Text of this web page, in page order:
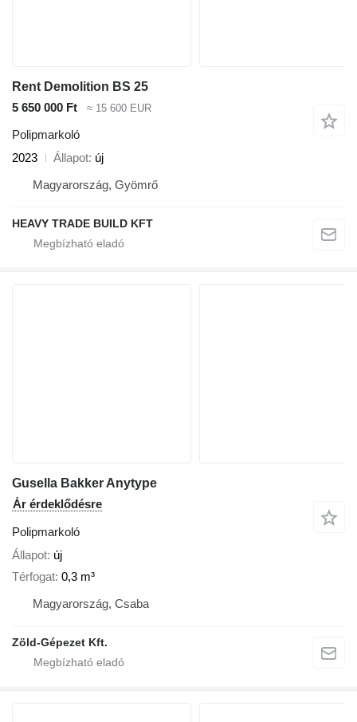
Rent Demolition BS 25
5 650 000 Ft
≈ 15 600 EUR
Polipmarkoló
2023
Állapot új
Magyarország, Gyömrő
HEAVY TRADE BUILD KFT
Gusella Bakker Anytype
Ár érdeklődésre
Polipmarkoló
Állapot új
Térfogat 0,3 m³
Magyarország, Csaba
Zöld-Gépezet Kft.